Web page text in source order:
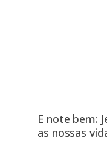
E note bem:
as nossas